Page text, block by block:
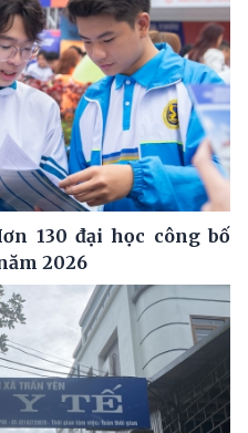
130 đại học công bố
2026